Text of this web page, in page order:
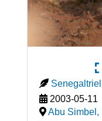
Senegaltriel
2003-05-11
Abu Simbel ,